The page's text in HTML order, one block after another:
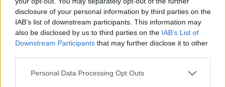
disclosure of your personal information by third parties on the
IAB’s list of downstream participants. This information may
also be disclosed by us to third parties on the IAB’s List of
Downstream Participants that may further disclose it to other
Personal Data Processing Opt Outs